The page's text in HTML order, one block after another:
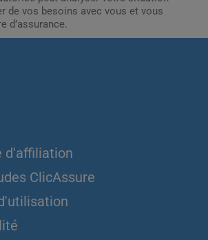
de vos besoins avec vous et vous
d’assurance.
d'affiliation
ClicAssure